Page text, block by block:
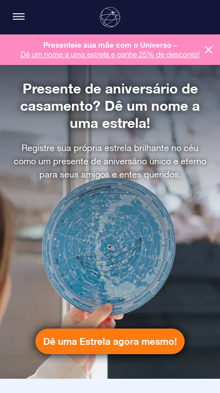
Presenteie sua mãe com o Universo –
Dê um nome a uma estrela e ganhe 25% de desconto!
Presente de aniversário de
casamento? Dê um nome a
uma estrela!
Registre sua própria estrela brilhante no céu
como um presente de aniversário único e eterno
para seus amigos e entes queridos.
Dê uma Estrela agora mesmo!